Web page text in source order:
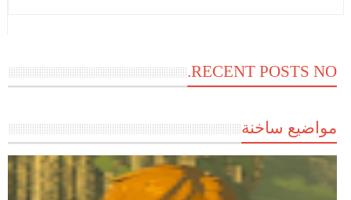
RECENT POSTS NO.
مواضيع ساخنة